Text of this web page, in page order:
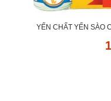
YẾN CHẤT YẾN SÀO